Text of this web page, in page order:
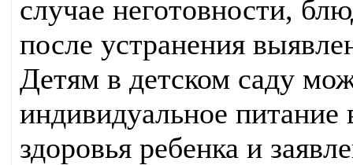
случае неготовности,
после устранения
Детям в детском саду
индивидуальное питание
здоровья ребенка и